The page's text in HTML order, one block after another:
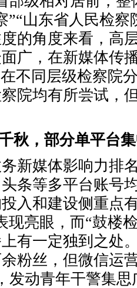
”“山东省人民检察
的角度来看，高
广，在新媒体传
不同层级检察院
院均有所尝试，
秋，部分单平台
媒体影响力排名
条等多平台账号
入和建设侧重点
现亮眼，而“鼓楼
有一定独到之处
粉丝，但微信运
发动青年干警集思